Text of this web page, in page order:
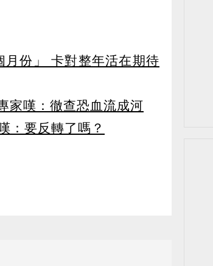
份」 卡對整年活在期待
家嘆：徹查恐血流成河
：要反轉了嗎？